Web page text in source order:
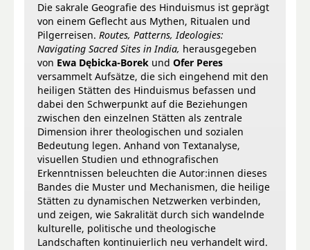
Die sakrale Geografie des Hinduismus ist geprägt
von einem Geflecht aus Mythen, Ritualen und
Pilgerreisen. Routes, Patterns, Ideologies:
Navigating Sacred Sites in India, herausgegeben
von Ewa Dębicka-Borek und Ofer Peres
versammelt Aufsätze, die sich eingehend mit den
heiligen Stätten des Hinduismus befassen und
dabei den Schwerpunkt auf die Beziehungen
zwischen den einzelnen Stätten als zentrale
Dimension ihrer theologischen und sozialen
Bedeutung legen. Anhand von Textanalyse,
visuellen Studien und ethnografischen
Erkenntnissen beleuchten die Autor:innen dieses
Bandes die Muster und Mechanismen, die heilige
Stätten zu dynamischen Netzwerken verbinden,
und zeigen, wie Sakralität durch sich wandelnde
kulturelle, politische und theologische
Landschaften kontinuierlich neu verhandelt wird.